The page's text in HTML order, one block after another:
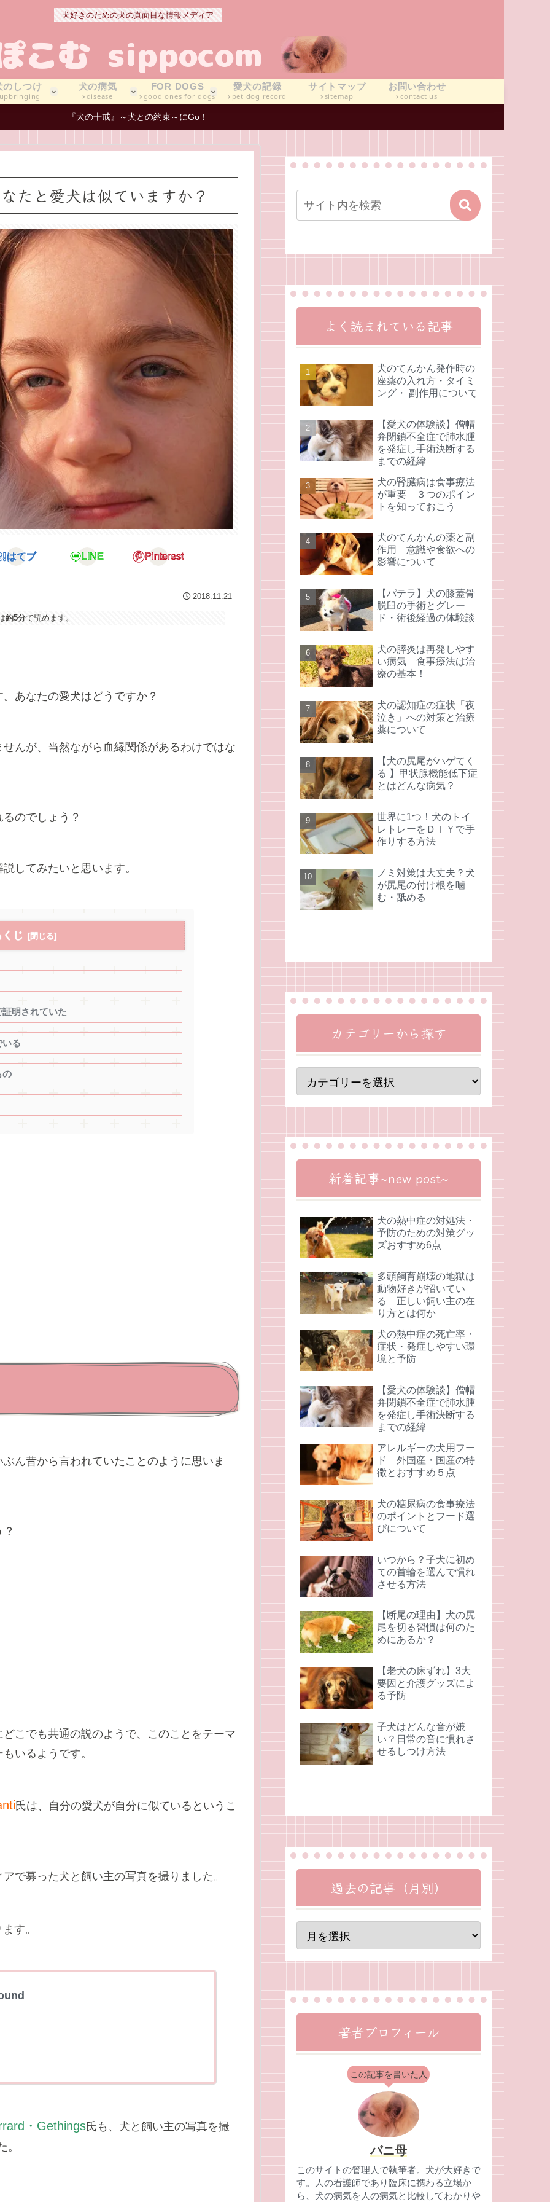
犬好きのための犬の真面目な情報メディア
のしつけ 犬の病気
disease
FOR DOGS
good ones for dogs
愛犬の記録
pet dog record
サイトマップ
sitemap
お問い合わせ
contact us
『犬の十戒』～犬との約束～にGo！
たと愛犬は似ていますか？
はてブ LINE Pinterest
2018.11.21
約5分で読めます。
あなたの愛犬はどうですか？
んが、当然ながら血縁関係があるわけではな
のでしょう？
してみたいと思います。
くじ
明されていた
る
の
ん昔から言われていたことのように思いま
こでも共通の説のようで、このことをテーマ
いるようです。
氏は、自分の愛犬が自分に似ているというこ
で募った犬と飼い主の写真を撮りました。
す。
・Gethings氏も、犬と飼い主の写真を撮
。
よく読まれている記事
犬のてんかん発作時の
座薬の入れ方・タイミ
ング・ 副作用について
【愛犬の体験談】僧帽
弁閉鎖不全症で肺水腫
を発症し手術決断する
までの経緯
犬の腎臓病は食事療法
が重要 ３つのポイン
トを知っておこう
犬のてんかんの薬と副
作用 意識や食欲への
影響について
【パテラ】犬の膝蓋骨
脱臼の手術とグレー
ド・術後経過の体験談
犬の膵炎は再発しやす
い病気 食事療法は治
療の基本！
犬の認知症の症状「夜
泣き」への対策と治療
薬について
【犬の尻尾がハゲてく
る 】甲状腺機能低下症
とはどんな病気？
世界に1つ！犬のトイ
レトレーをＤＩＹで手
作りする方法
ノミ対策は大丈夫？犬
が尻尾の付け根を噛
む・舐める
カテゴリーから探す
新着記事~new post~
犬の熱中症の対処法・
予防のための対策グッ
ズおすすめ6点
多頭飼育崩壊の地獄は
動物好きが招いてい
る 正しい飼い主の在
り方とは何か
犬の熱中症の死亡率・
症状・発症しやすい環
境と予防
【愛犬の体験談】僧帽
弁閉鎖不全症で肺水腫
を発症し手術決断する
までの経緯
アレルギーの犬用フー
ド 外国産・国産の特
徴とおすすめ５点
犬の糖尿病の食事療法
のポイントとフード選
びについて
いつから？子犬に初め
ての首輪を選んで慣れ
させる方法
【断尾の理由】犬の尻
尾を切る習慣は何のた
めにあるか？
【老犬の床ずれ】3大
要因と介護グッズによ
る予防
子犬はどんな音が嫌
い？日常の音に慣れさ
せるしつけ方法
過去の記事（月別）
著者プロフィール
この記事を書いた人
バニ母
このサイトの管理人で執筆者。犬が大好きで
す。人の看護師であり臨床に携わる立場か
ら、犬の病気を人の病気と比較してわかりや